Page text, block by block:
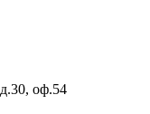
оф.54